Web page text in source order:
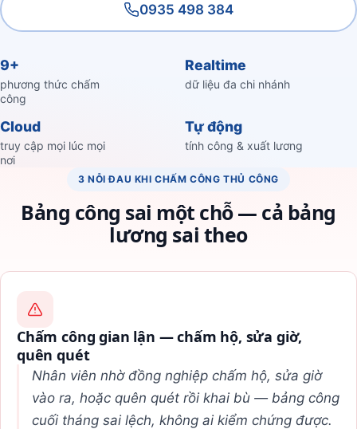
0935 498 384
9+
phương thức chấm
công
Realtime
dữ liệu đa chi nhánh
Cloud
truy cập mọi lúc mọi
nơi
Tự động
tính công & xuất lương
3 NỖI ĐAU KHI CHẤM CÔNG THỦ CÔNG
Bảng công sai một chỗ — cả bảng
lương sai theo
Chấm công gian lận — chấm hộ, sửa giờ,
quên quét
Nhân viên nhờ đồng nghiệp chấm hộ, sửa giờ
vào ra, hoặc quên quét rồi khai bù — bảng công
cuối tháng sai lệch, không ai kiểm chứng được.